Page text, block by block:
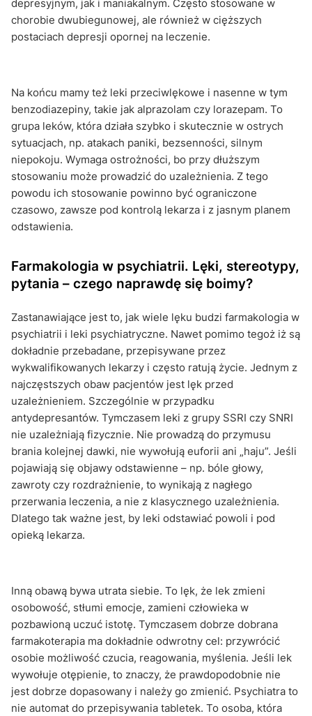
depresyjnym, jak i maniakalnym. Często stosowane w
chorobie dwubiegunowej, ale również w cięższych
postaciach depresji opornej na leczenie.
Na końcu mamy też leki przeciwlękowe i nasenne w tym
benzodiazepiny, takie jak alprazolam czy lorazepam. To
grupa leków, która działa szybko i skutecznie w ostrych
sytuacjach, np. atakach paniki, bezsenności, silnym
niepokoju. Wymaga ostrożności, bo przy dłuższym
stosowaniu może prowadzić do uzależnienia. Z tego
powodu ich stosowanie powinno być ograniczone
czasowo, zawsze pod kontrolą lekarza i z jasnym planem
odstawienia.
Farmakologia w psychiatrii. Lęki, stereotypy,
pytania – czego naprawdę się boimy?
Zastanawiające jest to, jak wiele lęku budzi farmakologia w
psychiatrii i leki psychiatryczne. Nawet pomimo tegoż iż są
dokładnie przebadane, przepisywane przez
wykwalifikowanych lekarzy i często ratują życie. Jednym z
najczęstszych obaw pacjentów jest lęk przed
uzależnieniem. Szczególnie w przypadku
antydepresantów. Tymczasem leki z grupy SSRI czy SNRI
nie uzależniają fizycznie. Nie prowadzą do przymusu
brania kolejnej dawki, nie wywołują euforii ani „haju”. Jeśli
pojawiają się objawy odstawienne – np. bóle głowy,
zawroty czy rozdrażnienie, to wynikają z nagłego
przerwania leczenia, a nie z klasycznego uzależnienia.
Dlatego tak ważne jest, by leki odstawiać powoli i pod
opieką lekarza.
Inną obawą bywa utrata siebie. To lęk, że lek zmieni
osobowość, stłumi emocje, zamieni człowieka w
pozbawioną uczuć istotę. Tymczasem dobrze dobrana
farmakoterapia ma dokładnie odwrotny cel: przywrócić
osobie możliwość czucia, reagowania, myślenia. Jeśli lek
wywołuje otępienie, to znaczy, że prawdopodobnie nie
jest dobrze dopasowany i należy go zmienić. Psychiatra to
nie automat do przepisywania tabletek. To osoba, która